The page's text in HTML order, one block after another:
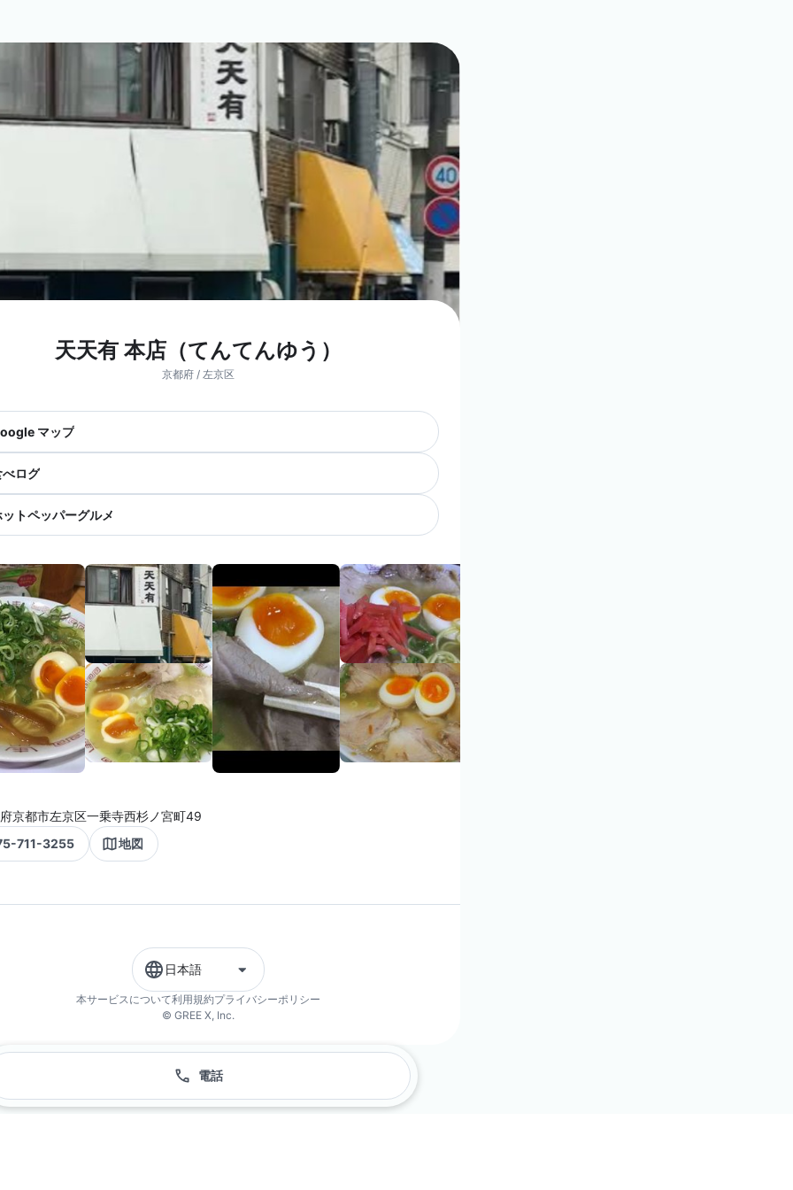
天天有 本店（てんてんゆう）
京都府 / 左京区
マップ
べログ
ットペッパーグルメ
京都市左京区一乗寺西杉ノ宮町49
711-3255
地図
日本語
本サービスについて利用規約プライバシーポリシー
© GREE X, Inc.
電話